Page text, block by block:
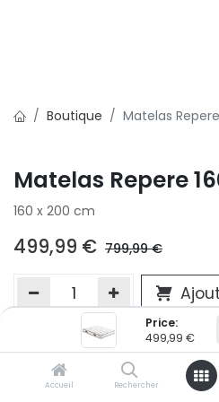
Price:
499,99 €
Accueil Rechercher
Boutique Matelas
Matelas Repere
160 x 200 cm
499,99 € 799,99€
Ajouter à la liste d'envie
Si vous ne pouvez pas ajouter
victime de son succès et